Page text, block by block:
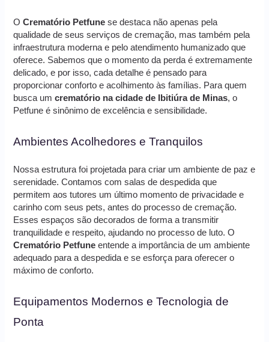
OCrematório Petfune se destaca não apenas pela
qualidade de seus serviços de cremação, mas também pela
infraestrutura moderna e pelo atendimento humanizado que
oferece. Sabemos que o momento da perda é extremamente
delicado, e por isso, cada detalhe é pensado para
proporcionar conforto e acolhimento às famílias. Para quem
busca umcrematório na cidade de Ibitiúra de Minas, o
Petfune é sinônimo de excelência e sensibilidade.
Ambientes Acolhedores e Tranquilos
Nossa estrutura foi projetada para criar um ambiente de paz e
serenidade. Contamos com salas de despedida que
permitem aos tutores um último momento de privacidade e
carinho com seus pets, antes do processo de cremação.
Esses espaços são decorados de forma a transmitir
tranquilidade e respeito, ajudando no processo de luto. O
Crematório Petfune entende a importância de um ambiente
adequado para a despedida e se esforça para oferecer o
máximo de conforto.
Equipamentos Modernos e Tecnologia de
Ponta